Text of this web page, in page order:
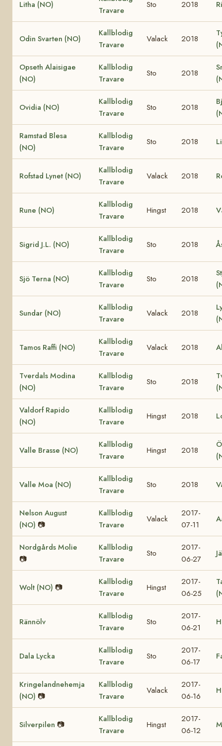
Litha (NO)
Travare
Sto 2018
Odin Svarten (NO)
Kallblodig
Travare
Valack 2018
Opseth Alaisigae
(NO)
Kallblodig
Travare
Sto 2018
Ovidia (NO)
Kallblodig
Travare
Sto 2018
Ramstad Blesa
(NO)
Kallblodig
Travare
Sto 2018
Rofstad Lynet (NO)
Kallblodig
Travare
Valack 2018
Rune (NO)
Kallblodig
Travare
Hingst 2018
Sigrid J.L. (NO)
Kallblodig
Travare
Sto 2018
Sjö Terna (NO)
Kallblodig
Travare
Sto 2018
Sundar (NO)
Kallblodig
Travare
Valack 2018
Tamos Raffi (NO)
Kallblodig
Travare
Valack 2018
Tverdals Modina
(NO)
Kallblodig
Travare
Sto 2018
Valdorf Rapido
(NO)
Kallblodig
Travare
Hingst 2018
Valle Brasse (NO)
Kallblodig
Travare
Hingst 2018
Valle Moa (NO)
Kallblodig
Travare
Sto 2018
Nelson August
(NO) 📷
Kallblodig
Travare
Valack
2017-
07-11
Nordgårds Molie
📷
Kallblodig
Travare
Sto
2017-
06-27
Wolt (NO) 📷
Kallblodig
Travare
Hingst
2017-
06-25
Rännölv
Kallblodig
Travare
Sto
2017-
06-21
Dala Lycka
Kallblodig
Travare
Sto
2017-
06-17
Kringelandnehemja
(NO) 📷
Kallblodig
Travare
Valack
2017-
06-16
Silverpilen 📷
Kallblodig
Travare
Hingst
2017-
06-12